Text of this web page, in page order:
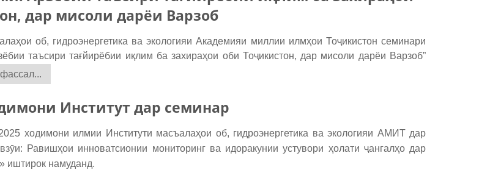
дар мисоли дарёи Варзоб
об, гидроэнергетика ва экологияи Академияи миллии илмҳои Тоҷикистон семинари
таъсири тағйирёбии иқлим ба захираҳои оби Тоҷикистон, дар мисоли дарёи Варзоб”
Институт дар семинар
ходимони илмии Институти масъалаҳои об, гидроэнергетика ва экологияи АМИТ дар
Равишҳои инноватсионии мониторинг ва идоракунии устувори ҳолати ҷангалҳо дар
иштирок намуданд.